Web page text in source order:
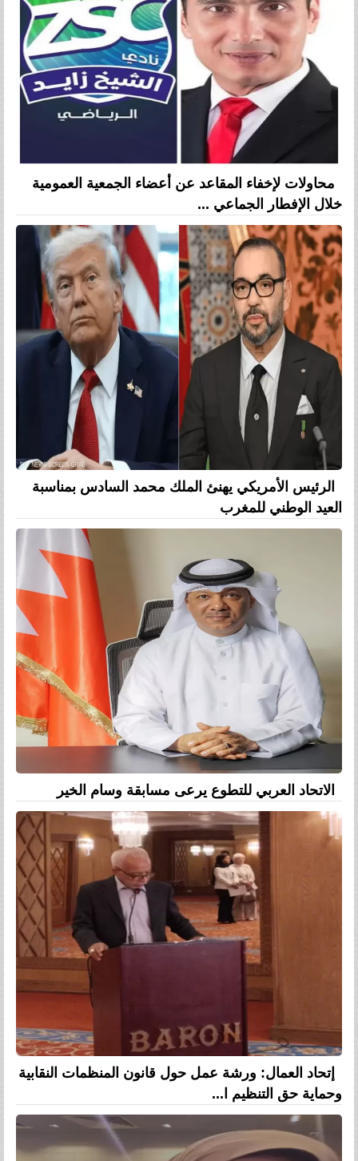
محاولات لإخفاء المقاعد عن أعضاء الجمعية العمومية
خلال الإفطار الجماعي ...
الرئيس الأمريكي يهنئ الملك محمد السادس بمناسبة
العيد الوطني للمغرب
الاتحاد العربي للتطوع يرعى مسابقة وسام الخير
إتحاد العمال: ورشة عمل حول قانون المنظمات النقابية
وحماية حق التنظيم ا...